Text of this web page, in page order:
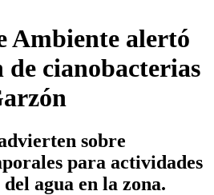
Ambiente alertó
cianobacterias
sobre
para actividades
agua en la zona.